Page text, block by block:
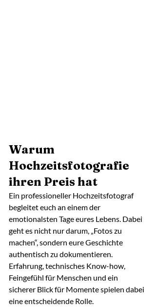
Warum
Hochzeitsfotografie
ihren Preis hat
Ein professioneller Hochzeitsfotograf
begleitet euch an einem der
emotionalsten Tage eures Lebens. Dabei
geht es nicht nur darum, „Fotos zu
machen“, sondern eure Geschichte
authentisch zu dokumentieren.
Erfahrung, technisches Know-how,
Feingefühl für Menschen und ein
sicherer Blick für Momente spielen dabei
eine entscheidende Rolle.